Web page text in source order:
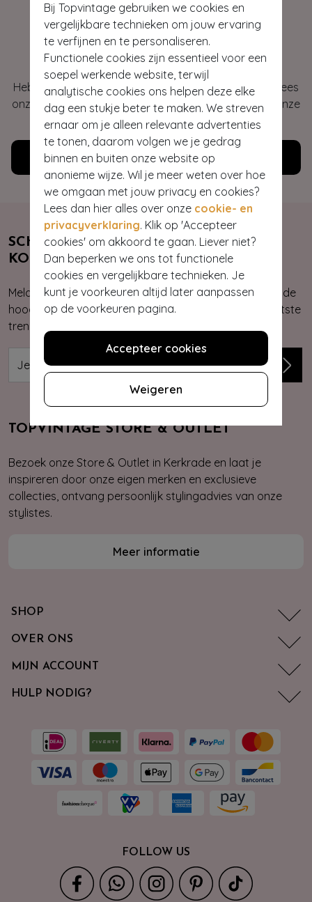
Bij Topvintage gebruiken we cookies en
vergelijkbare technieken om jouw ervaring
te verfijnen en te personaliseren.
Functionele cookies zijn essentieel voor een
soepel werkende website, terwijl
analytische cookies ons helpen deze elke
dag een stukje beter te maken. We streven
ernaar om je alleen relevante advertenties
te tonen, daarom volgen we je gedrag
binnen en buiten onze website op
anonieme wijze. Wil je meer weten over hoe
we omgaan met jouw privacy en cookies?
Lees dan hier alles over onze cookie- en
privacyverklaring. Klik op 'Accepteer
cookies' om akkoord te gaan. Liever niet?
Dan beperken we ons tot functionele
cookies en vergelijkbare technieken. Je
kunt je voorkeuren altijd later aanpassen
op de voorkeuren pagina.
Accepteer cookies
Weigeren
Hey gorgeous
Heb je vragen of heb je hulp nodig bij je bestelling? Lees
onze veelgestelde vragen of neem contact op met onze
klantenservice. Wij helpen je graag!
Klantenservice
SCHRIJF JE NU IN & ONTVANG 10%
KORTING
Meld je aan voor onze nieuwsbrief. Zo ben je altijd op de
hoogte van onze nieuwste & exclusieve collecties, laatste
trends, kortingsacties en giveaways.
TOPVINTAGE STORE & OUTLET
Bezoek onze Store & Outlet in Kerkrade en laat je
inspireren door onze eigen merken en exclusieve
collecties, ontvang persoonlijk stylingadvies van onze
stylistes.
Meer informatie
SHOP
OVER ONS
MIJN ACCOUNT
HULP NODIG?
FOLLOW US